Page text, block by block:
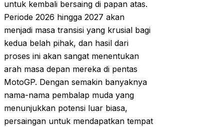
untuk kembali bersaing di papan atas.
Periode 2026 hingga 2027 akan
menjadi masa transisi yang krusial bagi
kedua belah pihak, dan hasil dari
proses ini akan sangat menentukan
arah masa depan mereka di pentas
MotoGP. Dengan semakin banyaknya
nama-nama pembalap muda yang
menunjukkan potensi luar biasa,
persaingan untuk mendapatkan tempat